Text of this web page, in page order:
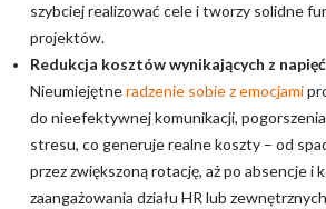
szybciej realizować cele i tworzy solidne
projektów.
Redukcja kosztów wynikających z
Nieumiejętneradzenie sobie z emocjami
do nieefektywnej komunikacji,
stresu, co generuje realne koszty – od
przez zwiększoną rotację, aż po absencje i
zaangażowania działu HR lub